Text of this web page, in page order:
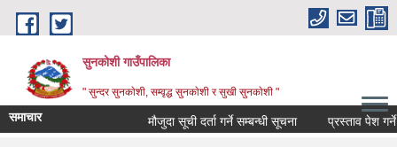
Skip to main content
सुनकोशी गाउँपालिका
" सुन्दर सुनकाेशी, सम्वृद्ध सुनकाेशी र सुखी सुनकाेशी "
समाचार मौजुदा सूची दर्ता गर्ने सम्बन्धी सूचना प्रस्ताव पेश गर्ने